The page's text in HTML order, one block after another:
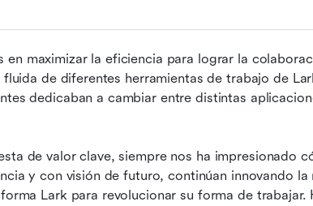
en maximizar la eficiencia para lograr la
de diferentes herramientas de trabajo de
dedicaban a cambiar entre distintas
de valor clave, siempre nos ha impresionado
y con visión de futuro, continúan innovando la
Lark para revolucionar su forma de trabajar.